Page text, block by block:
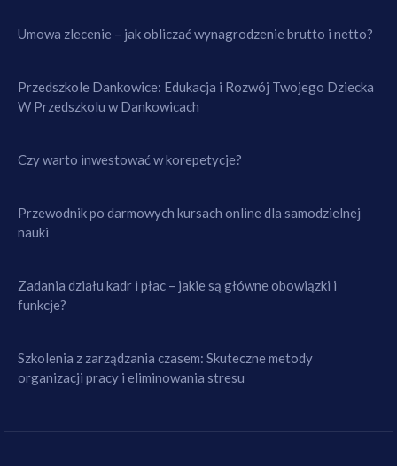
Umowa zlecenie – jak obliczać wynagrodzenie brutto i netto?
Przedszkole Dankowice: Edukacja i Rozwój Twojego Dziecka
W Przedszkolu w Dankowicach
Czy warto inwestować w korepetycje?
Przewodnik po darmowych kursach online dla samodzielnej
nauki
Zadania działu kadr i płac – jakie są główne obowiązki i
funkcje?
Szkolenia z zarządzania czasem: Skuteczne metody
organizacji pracy i eliminowania stresu